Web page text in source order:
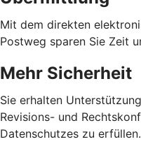
Mit dem direkten
Postweg sparen Sie Zeit
Mehr Sicherheit
Sie erhalten
Revisions- und
Datenschutzes zu erfüllen.